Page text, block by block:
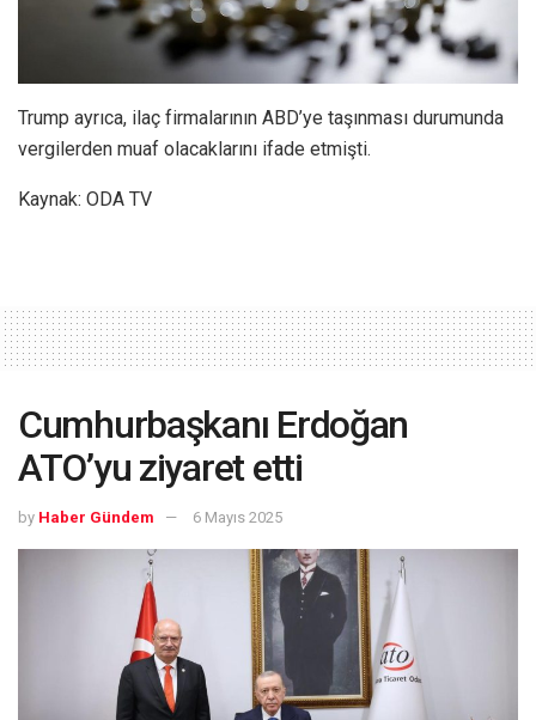
Trump ayrıca, ilaç firmalarının ABD’ye taşınması durumunda
vergilerden muaf olacaklarını ifade etmişti.
Kaynak: ODA TV
Cumhurbaşkanı Erdoğan
ATO’yu ziyaret etti
by Haber Gündem 6 Mayıs 2025